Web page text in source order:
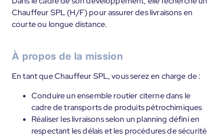
Chauffeur SPL (H/F) pour assurer des livraisons en
courte ou longue distance.
À propos de la mission
En tant que Chauffeur SPL, vous serez en charge de :
Conduire un ensemble routier citerne dans le
cadre de transports de produits pétrochimiques
Réaliser les livraisons selon un planning défini en
respectant les délais et les procédures de sécurité